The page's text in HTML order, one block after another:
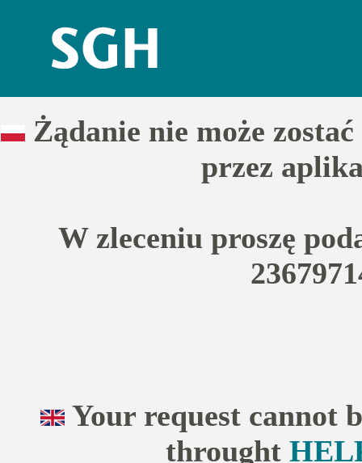
Żądanie nie może
przez
W zleceniu proszę
Your request cannot
throught